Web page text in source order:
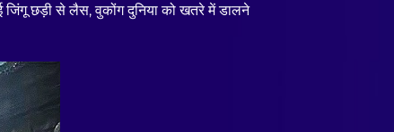
जिंगू छड़ी से लैस, वुकोंग दुनिया को खतरे में डालने